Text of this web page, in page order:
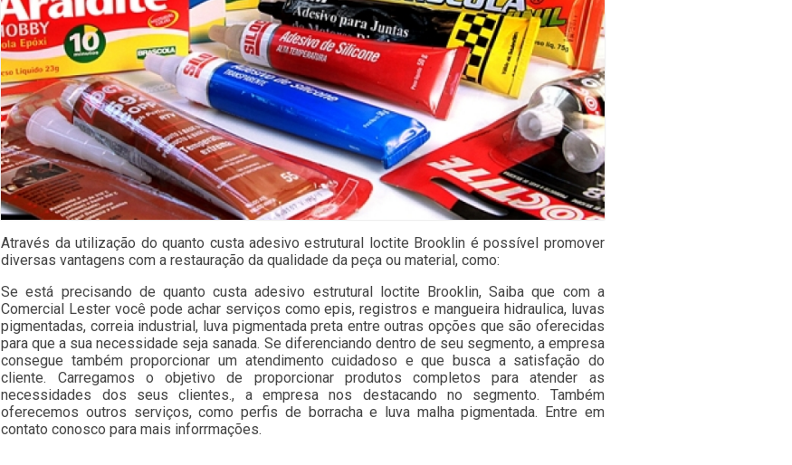
Através da utilização do quanto custa adesivo estrutural loctite Brooklin é possível promover
diversas vantagens com a restauração da qualidade da peça ou material, como:
Se está precisando de quanto custa adesivo estrutural loctite Brooklin, Saiba que com a
Comercial Lester você pode achar serviços como epis, registros e mangueira hidraulica, luvas
pigmentadas, correia industrial, luva pigmentada preta entre outras opções que são oferecidas
para que a sua necessidade seja sanada. Se diferenciando dentro de seu segmento, a empresa
consegue também proporcionar um atendimento cuidadoso e que busca a satisfação do
cliente. Carregamos o objetivo de proporcionar produtos completos para atender as
necessidades dos seus clientes., a empresa nos destacando no segmento. Também
oferecemos outros serviços, como perfis de borracha e luva malha pigmentada. Entre em
contato conosco para mais inforrmações.